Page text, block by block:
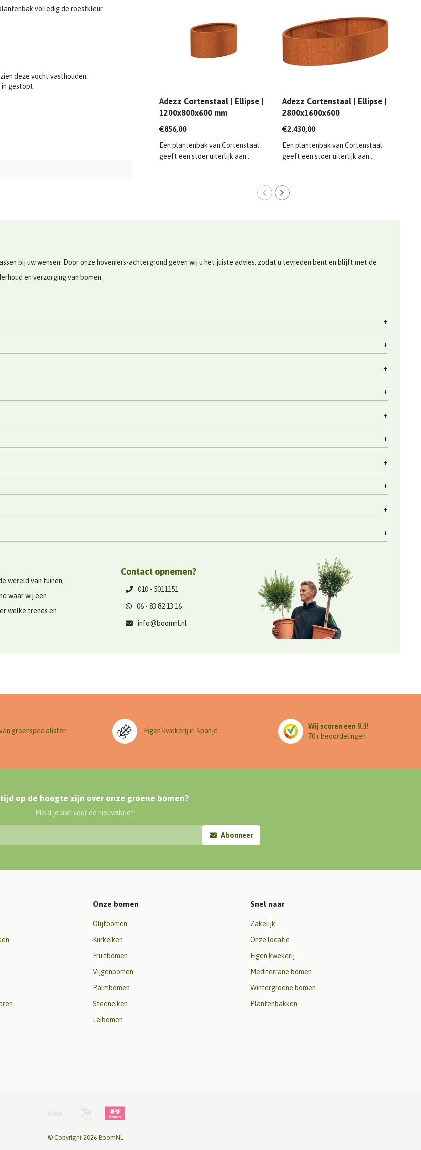
volledig de roestkleur
deze vocht vasthouden.
in gestopt.
Adezz Cortenstaal | Ellipse |
1200x800x600 mm
€856,00
Een plantenbak van Cortenstaal
geeft een stoer uiterlijk aan..
Adezz Cortenstaal | Ellipse |
2800x1600x600
€2.430,00
Een plantenbak van Cortenstaal
geeft een stoer uiterlijk aan..
bij uw wensen. Door onze hoveniers-achtergrond geven wij u het juiste advies, zodat u tevreden bent en blijft met de
en verzorging van bomen.
wereld van tuinen,
waar wij een
welke trends en
Contact opnemen?
010 - 5011151
06 - 83 82 13 16
info@boomnl.nl
groenspecialisten Eigen kwekerij in Spanje
Wij scoren een 9.3!
70+ beoordelingen
op de hoogte zijn over onze groene bomen?
Meld je aan voor de nieuwsbrief!
Abonneer
Onze bomen
Olijfbomen
Kurkeiken
Fruitbomen
Vijgenbomen
Palmbomen
Steeneiken
Leibomen
Snel naar
Zakelijk
Onze locatie
Eigen kwekerij
Mediterrane bomen
Wintergroene bomen
Plantenbakken
© Copyright 2026 BoomNL